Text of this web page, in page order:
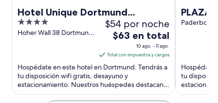
Hotel Unique Dortmund
Hauptbahnhof
4
out
Hoher Wall 38 Dortmund
$54 por noche
El
es
de
$63
en
total
$63 en total
10 ago. - 11 ago.
Total con impuestos y cargos
Hospédate en este hotel en Dortmund. Tendrás a
tu disposición wifi gratis, desayuno y
estacionamiento. Nuestros huéspedes destacan
la atención del personal en ...
PLAZA
Hospédate
tu
la atención